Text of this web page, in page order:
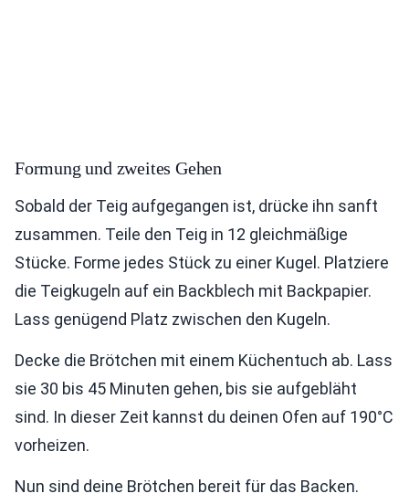
Formung und zweites Gehen
Sobald der Teig aufgegangen ist, drücke ihn sanft
zusammen. Teile den Teig in 12 gleichmäßige
Stücke. Forme jedes Stück zu einer Kugel. Platziere
die Teigkugeln auf ein Backblech mit Backpapier.
Lass genügend Platz zwischen den Kugeln.
Decke die Brötchen mit einem Küchentuch ab. Lass
sie 30 bis 45 Minuten gehen, bis sie aufgebläht
sind. In dieser Zeit kannst du deinen Ofen auf 190°C
vorheizen.
Nun sind deine Brötchen bereit für das Backen.